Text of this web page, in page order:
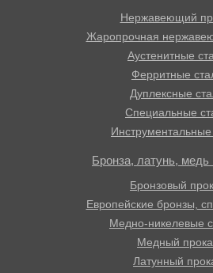
Нержавеющий
Жаропрочная
Аустенитные
Ферритные
Дуплексные
Специальные
Инструментальные
Бронза, латунь,
Бронзовый
Европейские бронзы,
Медно-никелевые
Медный
Латунный